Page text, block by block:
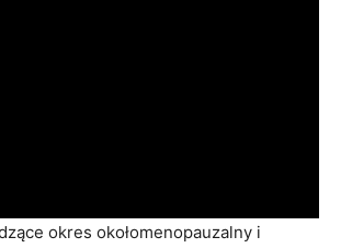
okres okołomenopauzalny i